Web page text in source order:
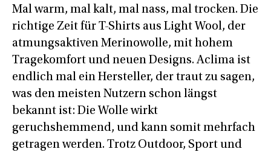
Mal warm, mal kalt, mal nass, mal trocken. Die
richtige Zeit für T-Shirts aus Light Wool, der
atmungsaktiven Merinowolle, mit hohem
Tragekomfort und neuen Designs. Aclima ist
endlich mal ein Hersteller, der traut zu sagen,
was den meisten Nutzern schon längst
bekannt ist: Die Wolle wirkt
geruchshemmend, und kann somit mehrfach
getragen werden. Trotz Outdoor, Sport und